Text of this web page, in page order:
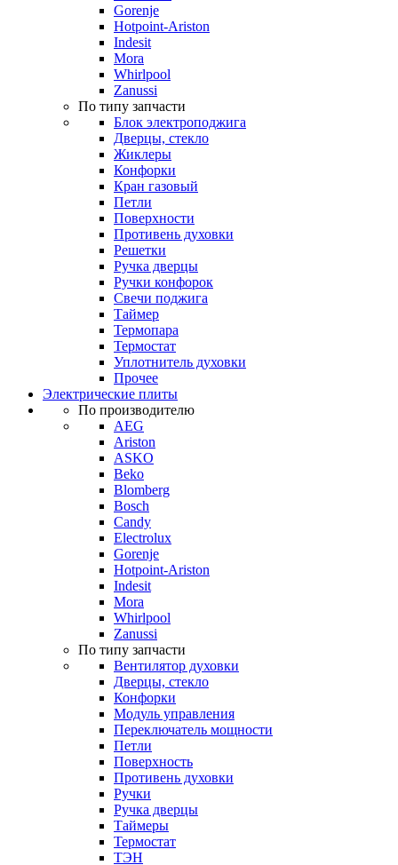
Gorenje
Hotpoint-Ariston
Indesit
Mora
Whirlpool
Zanussi
По типу запчасти
Блок электроподжига
Дверцы, стекло
Жиклеры
Конфорки
Кран газовый
Петли
Поверхности
Противень духовки
Решетки
Ручка дверцы
Ручки конфорок
Свечи поджига
Таймер
Термопара
Термостат
Уплотнитель духовки
Прочее
Электрические плиты
По производителю
AEG
Ariston
ASKO
Beko
Blomberg
Bosch
Candy
Electrolux
Gorenje
Hotpoint-Ariston
Indesit
Mora
Whirlpool
Zanussi
По типу запчасти
Вентилятор духовки
Дверцы, стекло
Конфорки
Модуль управления
Переключатель мощности
Петли
Поверхность
Противень духовки
Ручки
Ручка дверцы
Таймеры
Термостат
ТЭН